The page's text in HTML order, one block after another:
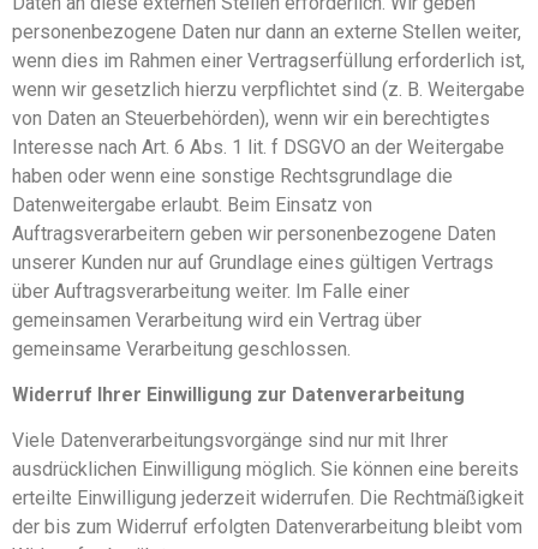
personenbezogene Daten nur dann an externe Stellen weiter,
wenn dies im Rahmen einer Vertragserfüllung erforderlich ist,
wenn wir gesetzlich hierzu verpflichtet sind (z. B. Weitergabe
von Daten an Steuerbehörden), wenn wir ein berechtigtes
Interesse nach Art. 6 Abs. 1 lit. f DSGVO an der Weitergabe
haben oder wenn eine sonstige Rechtsgrundlage die
Datenweitergabe erlaubt. Beim Einsatz von
Auftragsverarbeitern geben wir personenbezogene Daten
unserer Kunden nur auf Grundlage eines gültigen Vertrags
über Auftragsverarbeitung weiter. Im Falle einer
gemeinsamen Verarbeitung wird ein Vertrag über
gemeinsame Verarbeitung geschlossen.
Widerruf Ihrer Einwilligung zur Datenverarbeitung
Viele Datenverarbeitungsvorgänge sind nur mit Ihrer
ausdrücklichen Einwilligung möglich. Sie können eine bereits
erteilte Einwilligung jederzeit widerrufen. Die Rechtmäßigkeit
der bis zum Widerruf erfolgten Datenverarbeitung bleibt vom